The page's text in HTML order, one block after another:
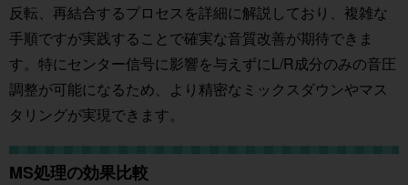
反転、再結合するプロセスを詳細に解説しており、複雑な
手順ですが実践することで確実な音質改善が期待できま
す。特にセンター信号に影響を与えずにL/R成分のみの音圧
調整が可能になるため、より精密なミックスダウンやマス
タリングが実現できます。
MS処理の効果比較